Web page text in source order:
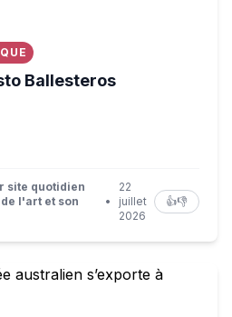
Ballesteros
site quotidien
l'art et son
•
22
juillet
2026
👍👎
s’exporte à Bangkok